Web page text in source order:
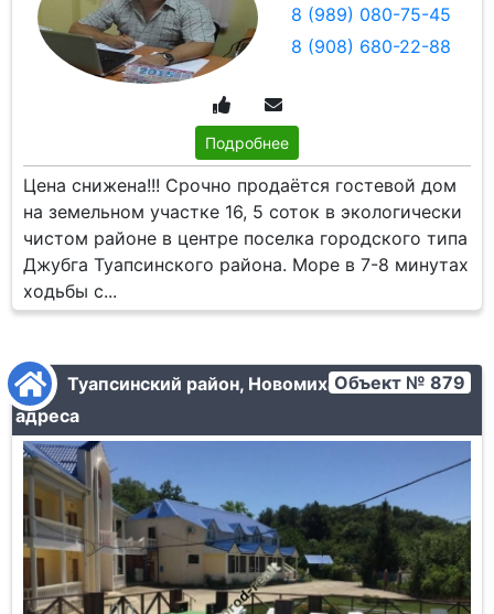
8 (989) 080-75-45
8 (908) 680-22-88
Подробнее
Цена снижена!!! Срочно продаётся гостевой дом
на земельном участке 16, 5 соток в экологически
чистом районе в центре поселка городского типа
Джубга Туапсинского района. Море в 7-8 минутах
ходьбы с...
Туапсинский район, Новомихайловский, Без
адреса
Объект № 879